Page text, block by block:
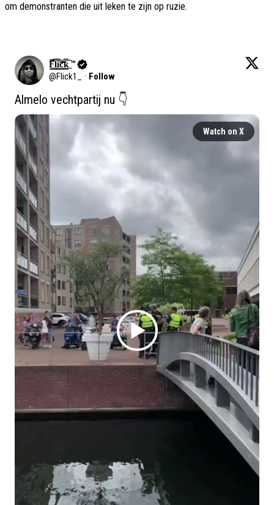
om demonstranten die uit leken te zijn op ruzie.
F̳̿͟͞l̳̿͟͞i̳̿͟͞c̳̿͟͞k̳̿͟͞ ™
@Flick1_ · Follow
Almelo vechtpartij nu 👇
Watch on X